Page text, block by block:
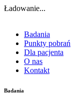
Ładowanie...
Badania
Punkty pobrań
Dla pacjenta
O nas
Kontakt
Badania